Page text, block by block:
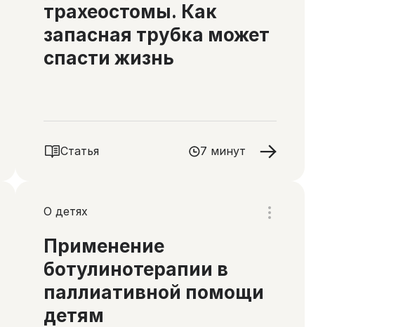
трахеостомы. Как
запасная трубка может
спасти жизнь
Статья 7 минут
О детях
Применение
ботулинотерапии в
паллиативной помощи
детям